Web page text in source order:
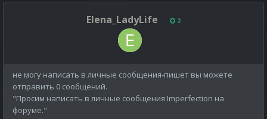
Elena_LadyLife 2
не могу написать в личные сообщения-пишет вы можете
отправить 0 сообщений.
"Просим написать в личные сообщения Imperfection на
форуме."